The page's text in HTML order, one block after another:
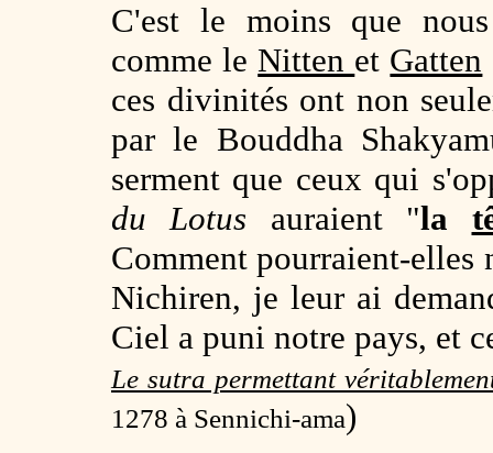
C'est le moins que
comme le Nitten et Gatten
ces divinités ont non
par le Bouddha
serment que ceux qui
du Lotus auraient "la
Comment pourraient-elles
Nichiren, je leur ai
Ciel a puni notre pays, et
Le sutra permettant
1278 à Sennichi-ama)